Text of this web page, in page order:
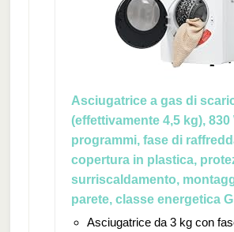
Asciugatrice a gas di
(effettivamente 4,5 kg), 830
programmi, fase di
copertura in plastica,
surriscaldamento,
parete, classe energetica G
Asciugatrice da 3 kg con